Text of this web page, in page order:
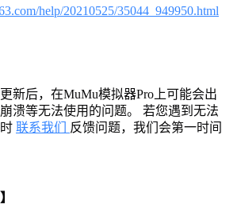
help/20210525/35044_949950.html
新后，在MuMu模拟器Pro上可能会出
溃等无法使用的问题。 若您遇到无法
联系我们
反馈问题，我们会第一时间